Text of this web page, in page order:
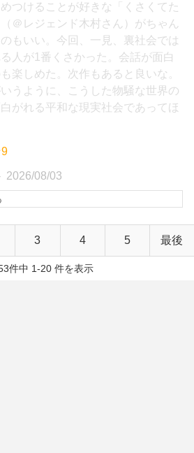
つけることが好きな「くさくてた
＠レジェンド木村さん）がちゃん
もいい。今回、一見、裏社会では
人が1番くさかった。会話が面白
楽しめた。次作もあると良いな。
うように、こうした物騒な世界の
がれる平和な現実社会であってほ
2026/08/03
3 4 5 最後
件中 1-20 件を表示